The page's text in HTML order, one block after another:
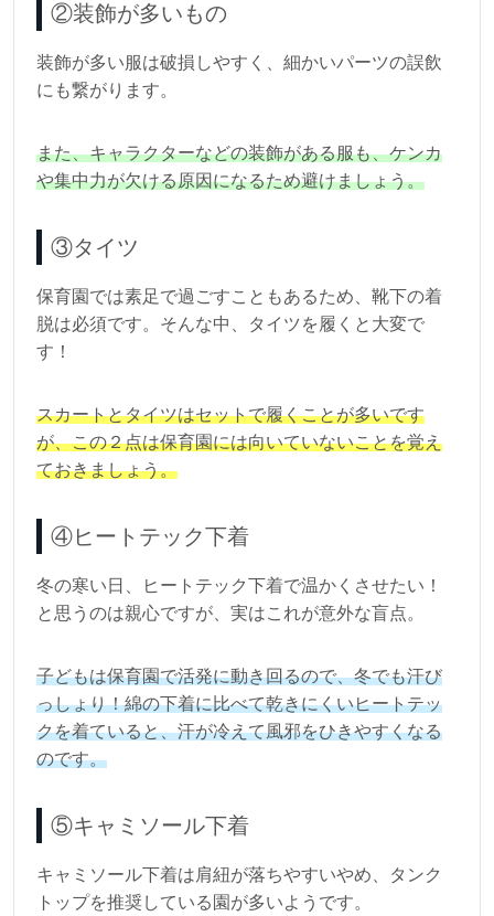
②装飾が多いもの
装飾が多い服は破損しやすく、細かいパーツの誤飲
にも繋がります。
また、キャラクターなどの装飾がある服も、ケンカ
や集中力が欠ける原因になるため避けましょう。
③タイツ
保育園では素足で過ごすこともあるため、靴下の着
脱は必須です。そんな中、タイツを履くと大変で
す！
スカートとタイツはセットで履くことが多いです
が、この２点は保育園には向いていないことを覚え
ておきましょう。
④ヒートテック下着
冬の寒い日、ヒートテック下着で温かくさせたい！
と思うのは親心ですが、実はこれが意外な盲点。
子どもは保育園で活発に動き回るので、冬でも汗び
っしょり！綿の下着に比べて乾きにくいヒートテッ
クを着ていると、汗が冷えて風邪をひきやすくなる
のです。
⑤キャミソール下着
キャミソール下着は肩紐が落ちやすいやめ、タンク
トップを推奨している園が多いようです。